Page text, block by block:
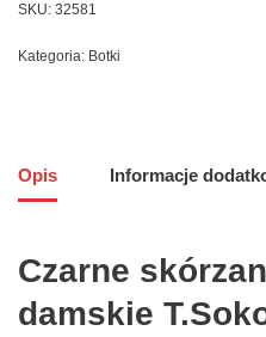
SKU: 32581
Kategoria: Botki
Opis Informacje
Czarne
damskie